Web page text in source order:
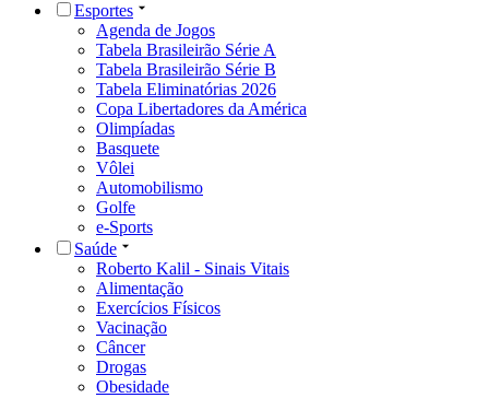
Esportes
Agenda de Jogos
Tabela Brasileirão Série A
Tabela Brasileirão Série B
Tabela Eliminatórias 2026
Copa Libertadores da América
Olimpíadas
Basquete
Vôlei
Automobilismo
Golfe
e-Sports
Saúde
Roberto Kalil - Sinais Vitais
Alimentação
Exercícios Físicos
Vacinação
Câncer
Drogas
Obesidade